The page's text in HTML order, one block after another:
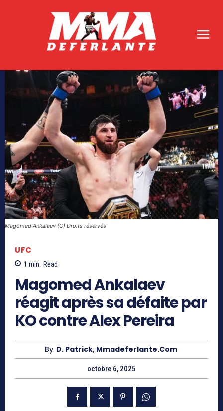
Magomed Ankalaev (C) Droits réservés
UFC
1 min. Read
Magomed Ankalaev
réagit après sa défaite par
KO contre Alex Pereira
By D. Patrick, Mmadeferlante.com
octobre 6, 2025